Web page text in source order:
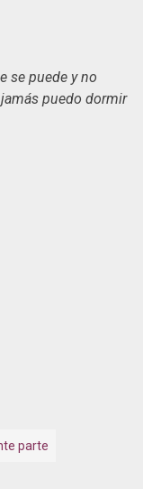
se puede y no
puedo dormir
parte